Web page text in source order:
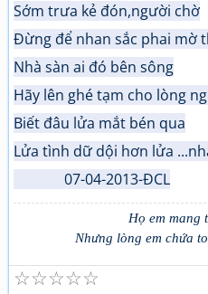
Sớm trưa kẻ đón,người chờ
Đừng để nhan sắc phai mờ
Nhà sàn ai đó bên sông
Hãy lên ghé tạm cho lòng
Biết đâu lửa mắt bén qua
Lửa tình dữ dội hơn lửa
07-04-2013-ĐCL
Họ em mang
Nhưng lòng em chứa
☆
☆
☆
☆
☆